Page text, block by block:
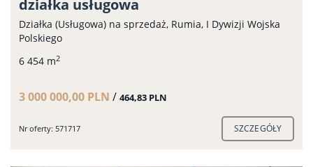
działka usługowa
Działka (Usługowa) na sprzedaż, Rumia, I Dywizji Wojska
Polskiego
6 454 m2
3 000 000,00 PLN / 464,83 PLN
Nr oferty: 571717 SZCZEGÓŁY